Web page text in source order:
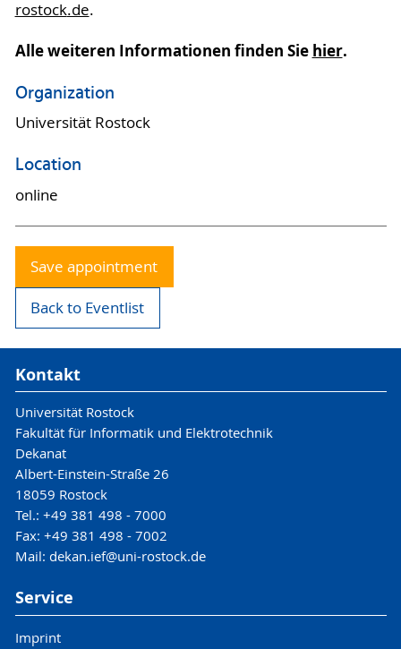
rostock.de.
Alle weiteren Informationen finden Sie hier.
Organization
Universität Rostock
Location
online
Save appointment
Back to Eventlist
Kontakt
Universität Rostock
Fakultät für Informatik und Elektrotechnik
Dekanat
Albert-Einstein-Straße 26
18059 Rostock
Tel.: +49 381 498 - 7000
Fax: +49 381 498 - 7002
Mail: dekan.ief@uni-rostock.de
Service
Imprint